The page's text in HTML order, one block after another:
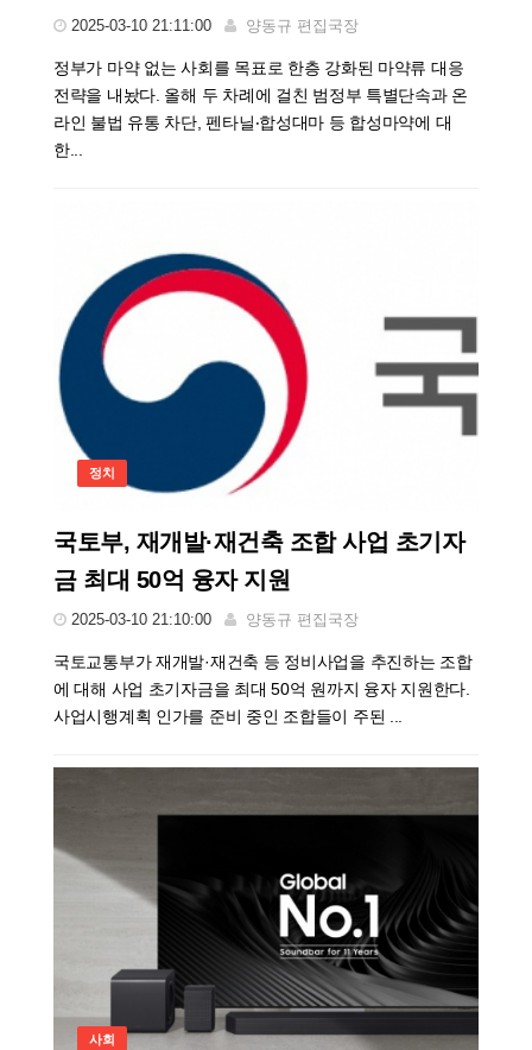
2025-03-10 21:11:00 양동규 편집국장
정부가 마약 없는 사회를 목표로 한층 강화된 마약류 대응
전략을 내놨다. 올해 두 차례에 걸친 범정부 특별단속과 온
라인 불법 유통 차단, 펜타닐‧합성대마 등 합성마약에 대
한...
정치
국토부, 재개발·재건축 조합 사업 초기자
금 최대 50억 융자 지원
2025-03-10 21:10:00 양동규 편집국장
국토교통부가 재개발·재건축 등 정비사업을 추진하는 조합
에 대해 사업 초기자금을 최대 50억 원까지 융자 지원한다.
사업시행계획 인가를 준비 중인 조합들이 주된 ...
사회